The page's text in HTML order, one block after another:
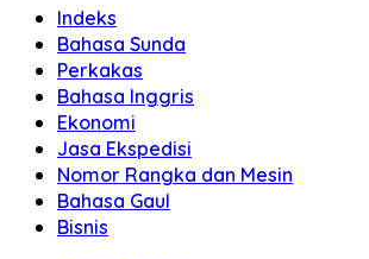
Indeks
Bahasa Sunda
Perkakas
Bahasa Inggris
Ekonomi
Jasa Ekspedisi
Nomor Rangka dan Mesin
Bahasa Gaul
Bisnis